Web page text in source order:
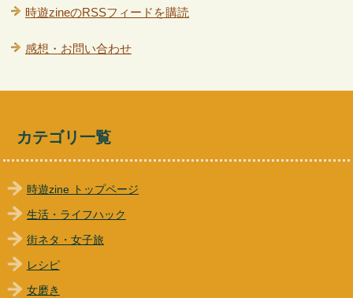
時遊zineのRSSフィードを購読
感想・お問い合わせ
カテゴリ一覧
時遊zine トップページ
生活・ライフハック
街ネタ・女子旅
レシピ
女磨き